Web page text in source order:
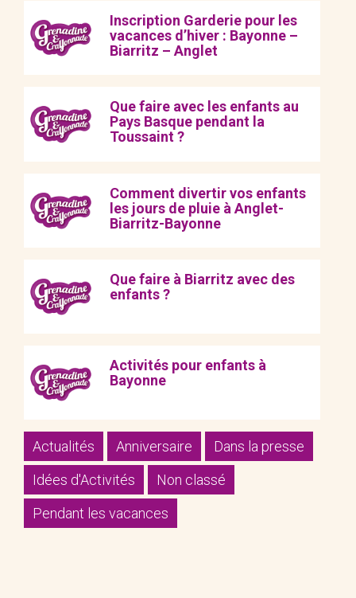
Inscription Garderie pour les
vacances d’hiver : Bayonne –
Biarritz – Anglet
Que faire avec les enfants au
Pays Basque pendant la
Toussaint ?
Comment divertir vos enfants
les jours de pluie à Anglet-
Biarritz-Bayonne
Que faire à Biarritz avec des
enfants ?
Activités pour enfants à
Bayonne
Actualités Anniversaire
Dans la presse
Idées d'Activités
Non classé
Pendant les vacances